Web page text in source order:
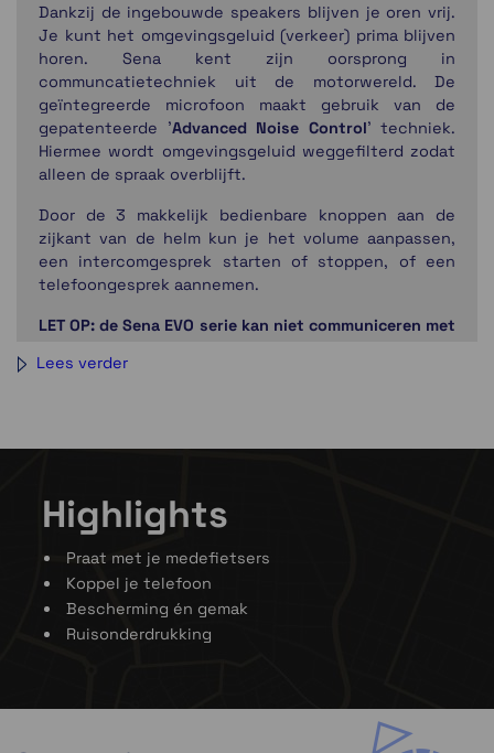
Dankzij de ingebouwde speakers blijven je oren vrij.
Je kunt het omgevingsgeluid (verkeer) prima blijven
horen. Sena kent zijn oorsprong in
communcatietechniek uit de motorwereld. De
geïntegreerde microfoon maakt gebruik van de
gepatenteerde 'Advanced Noise Control' techniek.
Hiermee wordt omgevingsgeluid weggefilterd zodat
alleen de spraak overblijft.
Door de 3 makkelijk bedienbare knoppen aan de
zijkant van de helm kun je het volume aanpassen,
een intercomgesprek starten of stoppen, of een
telefoongesprek aannemen.
LET OP: de Sena EVO serie kan niet communiceren met
Sena utility App
installeren. Met de Sena Smartphone app
naar jouw wensen en je
Lees verder
Highlights
Praat met je medefietsers
Koppel je telefoon
Bescherming én gemak
Ruisonderdrukking